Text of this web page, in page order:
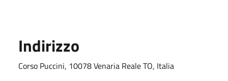
Indirizzo
Corso Puccini, 10078 Venaria Reale TO, Italia